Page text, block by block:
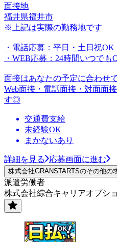
面接地
福井県福井市
※上記は実際の勤務地です
・電話応募：平日・土日祝OK
・WEB応募：24時間いつでも
面接はあなたの予定に合わせ
Web面接・電話面接・対面面
す◎
交通費支給
未経験OK
まかないあり
詳細を見る 応募画面に進む
株式会社GRANSTARTSのその他の
派遣労働者
株式会社綜合キャリアオプシ